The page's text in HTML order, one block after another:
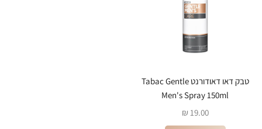
טבק דאו דאודורנט Tabac Gentle
Men's Spray 150ml
19.00
₪